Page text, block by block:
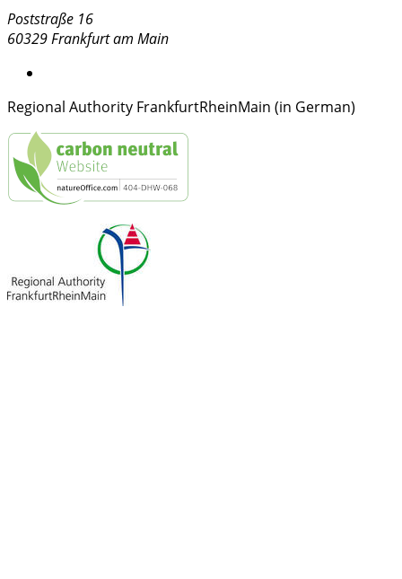
Poststraße 16
60329 Frankfurt am Main
Regional Authority FrankfurtRheinMain (in German)